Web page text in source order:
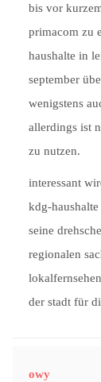
bis vor
primacom zu
haushalte in
september
wenigstens
allerdings ist
zu nutzen.
interessant
kdg-
seine
regionalen
der stadt für
owy